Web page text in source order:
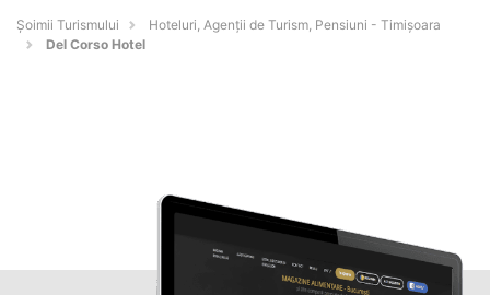
Șoimii Turismului
Hoteluri, Agenții de Turism, Pensiuni - Timişoara
Del Corso Hotel